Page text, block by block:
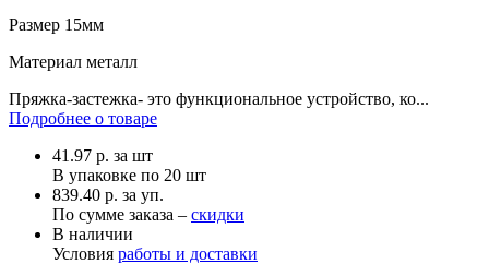
Размер 15мм
Материал металл
Пряжка-застежка- это функциональное устройство, ко...
Подробнее о товаре
41.97 р. за шт
В упаковке по 20 шт
839.40 р. за уп.
По сумме заказа – скидки
В наличии
Условия работы и доставки